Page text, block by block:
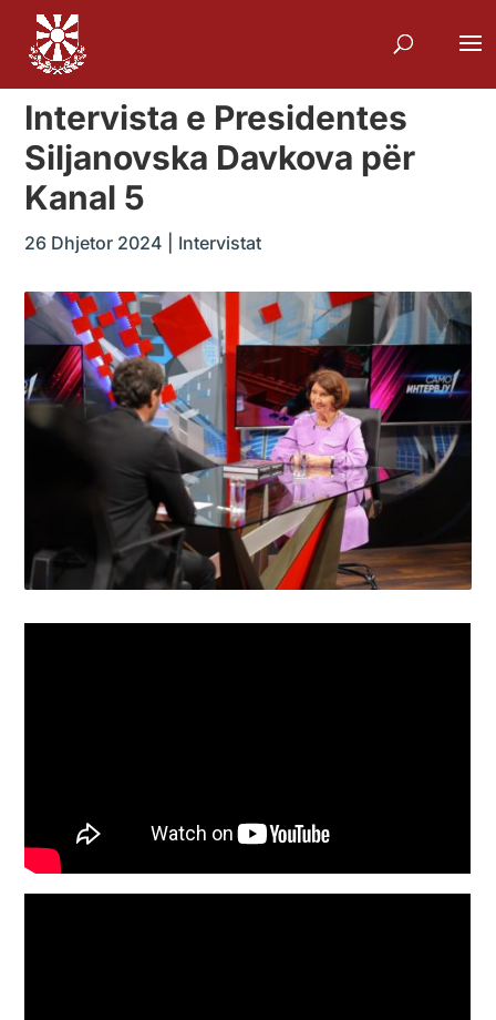
Intervista e Presidentes
Siljanovska Davkova për
Kanal 5
26 Dhjetor 2024 Intervistat